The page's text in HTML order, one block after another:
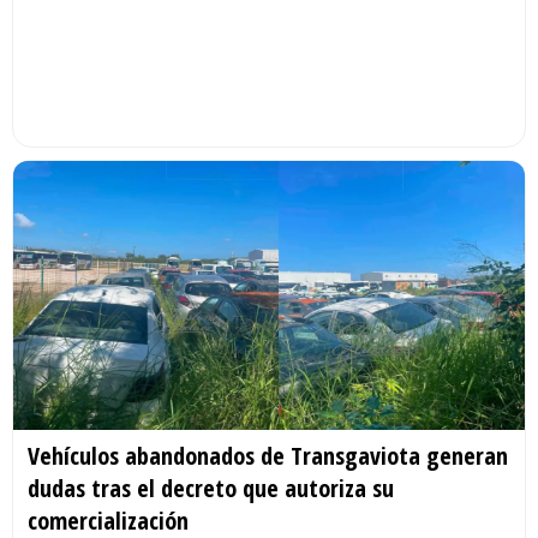
Vehículos abandonados de Transgaviota generan
dudas tras el decreto que autoriza su
comercialización